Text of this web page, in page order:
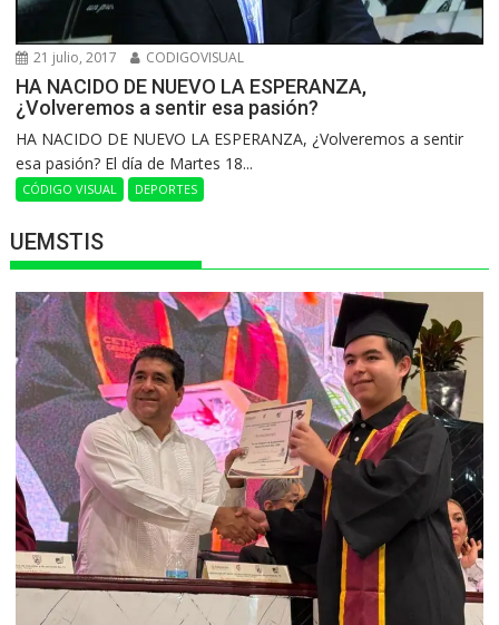
21 julio, 2017 CODIGOVISUAL
HA NACIDO DE NUEVO LA ESPERANZA,
¿Volveremos a sentir esa pasión?
HA NACIDO DE NUEVO LA ESPERANZA, ¿Volveremos a sentir
esa pasión? El día de Martes 18...
CÓDIGO VISUAL DEPORTES
UEMSTIS